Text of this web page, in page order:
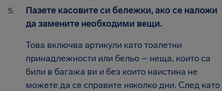
Пазете касовите си бележки, ако се наложи
да замените необходими вещи.
Това включва артикули като тоалетни
принадлежности или бельо – неща, които са
били в багажа ви и без които наистина не
можете да се справите няколко дни. След като